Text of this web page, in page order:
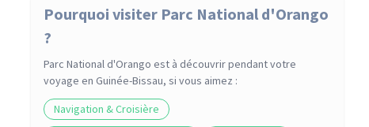
Pourquoi visiter Parc National d'Orango
?
Parc National d'Orango est à découvrir pendant votre
voyage en Guinée-Bissau, si vous aimez :
Navigation & Croisière